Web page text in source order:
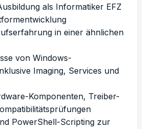
als Informatiker EFZ
in einer ähnlichen
von Windows-
Imaging, Services und
Komponenten, Treiber-
PowerShell-Scripting zur